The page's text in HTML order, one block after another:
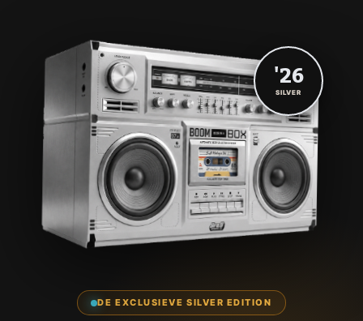
DE EXCLUSIEVE SILVER EDITION
'26
SILVER